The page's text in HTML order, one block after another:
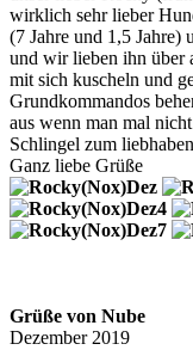
wirklich sehr lieber
(7 Jahre und 1,5
und wir lieben ihn über
mit sich kuscheln und
Grundkommandos
aus wenn man mal
Schlingel zum
Ganz liebe Grüße
Grüße von Nube
Dezember 2019